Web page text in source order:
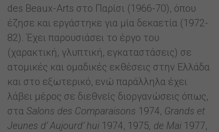
des Beaux-Arts στο Παρίσι (1966-70), όπου
έζησε και εργάστηκε για μία δεκαετία (1972-
82). Έχει παρουσιάσει το έργο του
(χαρακτική, γλυπτική, εγκαταστάσεις) σε
ατομικές και ομαδικές εκθέσεις στην Ελλάδα
και στο εξωτερικό, ενώ παράλληλα έχει
λάβει μέρος σε διεθνείς διοργανώσεις όπως,
στα Salons des Comparaisons 1974, Grands et
Jeunes d’ Aujourd’ hui 1974, 1975, de Mai 1977,